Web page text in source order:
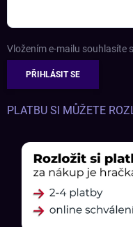
Vložením e-mailu souhlasíte s
PŘIHLÁSIT SE
PLATBU SI MŮŽETE